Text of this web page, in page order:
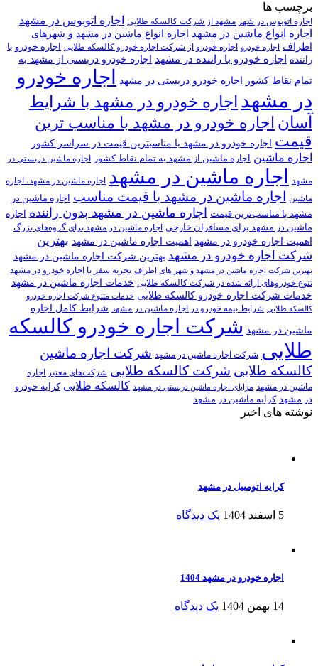
برچسب ها
اجاره اتوبوس در شهر مشهد از شرکت کالسکه طلایی اجاره اتوبوس در مشهد
اجاره انواع ماشین در مشهد اجاره انواع ماشین در مشهد و شهرهای
اطراف
اجاره خودرو اجاره خودرو از شرکت اجاره خودرو کالسکه طلایی
اجاره خودرو با
راننده
اجاره خودرو با راننده در مشهد
اجاره خودرو دربستی از مشهد به
تمام نقاط کشور
اجاره خودرو دربستی در مشهد
اجاره خودرو
در مشهد اجاره خودرو در مشهد با شرایط
آسان اجاره خودرو در مشهد با مناسب ترین
قیمت
اجاره خودرو در مشهد با مناسبترین قیمت در سراسر کشور
اجاره ماشین اجاره ماشین از مشهد به تمام نقاط کشور اجاره ماشین دربستی در
مشهد اجاره ماشین در مشهد اجاره ماشین در مشهد، اجاره
ماشین اجاره ماشین در مشهد با قیمت مناسب
اجاره ماشین در
مشهد با مناسب‌ترین قیمت
اجاره ماشین در مشهد بدون راننده
اجاره
ماشین در مشهد برای مسافران خارجی اجاره ماشین در مشهد برای گروه‌های بزرگ
اهمیت اجاره خودرو در مشهد اهمیت اجاره ماشین در مشهد بهترین
شرکت اجاره خودرو در مشهد بهترین شرکت اجاره ماشین در مشهد
بهترین شرکت اجاره ماشین در مشهد و شهر های اطراف تجربه سفر با اجاره خودرو در مشهد
تنوع خودروهای ارائه شده در شرکت کالسکه طلایی خدمات اجاره ماشین در مشهد
خدمات شرکت اجاره خودرو کالسکه طلایی خدمات متنوع شرکت اجاره خودرو
کالسکه طلایی شرایط بیمه خودرو در اجاره ماشین در مشهد شرایط کامل اجاره
ماشین در مشهد شرکت اجاره خودرو کالسکه
طلایی شرکت اجاره ماشین در مشهد شرکت اجاره ماشین
کالسکه طلایی شرکت کالسکه طلایی شرکت‌های معتبر اجاره
ماشین در مشهد مزایای اجاره ماشین دربستی در مشهد کالسکه طلایی کرایه خودرو
در مشهد کرایه ماشین در مشهد
نوشته های اخیر
کرایه اتومبیل در مشهد
5 اسفند 1404 یک دیدگاه
اجاره خودرو در مشهد 1404
14 بهمن 1404 یک دیدگاه